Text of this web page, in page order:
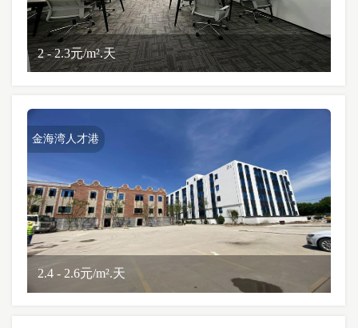
2 - 2.3元/m².天
金海湾人才港
2.4 - 2.6元/m².天